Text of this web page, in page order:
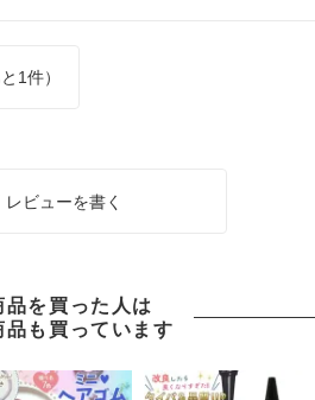
1件）
レビューを書く
品を買った人は
品も買っています